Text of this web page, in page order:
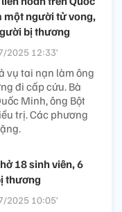
một người tử vong,
bị thương
2025 12:33’
vụ tai nạn làm ông
đi cấp cứu. Bà
Minh, ông Bột
trị. Các phương
18 sinh viên, 6
thương
2025 10:05’